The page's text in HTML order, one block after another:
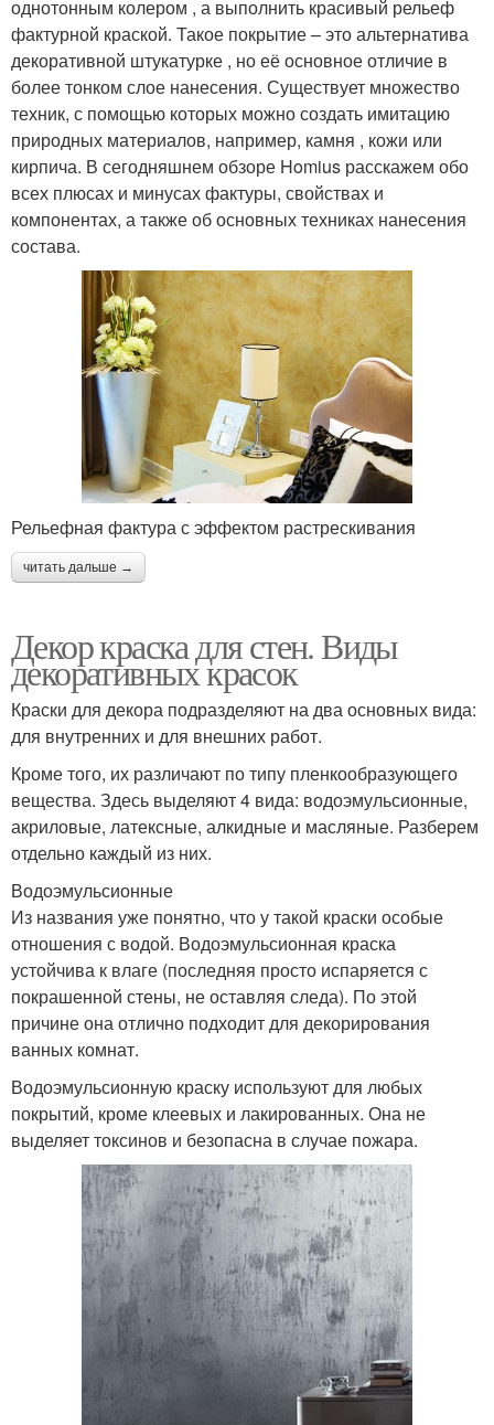
однотонным колером , а выполнить красивый рельеф
фактурной краской. Такое покрытие – это альтернатива
декоративной штукатурке , но её основное отличие в
более тонком слое нанесения. Существует множество
техник, с помощью которых можно создать имитацию
природных материалов, например, камня , кожи или
кирпича. В сегодняшнем обзоре Homius расскажем обо
всех плюсах и минусах фактуры, свойствах и
компонентах, а также об основных техниках нанесения
состава.
Рельефная фактура с эффектом растрескивания
читать дальше →
Декор краска для стен. Виды
декоративных красок
Краски для декора подразделяют на два основных вида:
для внутренних и для внешних работ.
Кроме того, их различают по типу пленкообразующего
вещества. Здесь выделяют 4 вида: водоэмульсионные,
акриловые, латексные, алкидные и масляные. Разберем
отдельно каждый из них.
Водоэмульсионные
Из названия уже понятно, что у такой краски особые
отношения с водой. Водоэмульсионная краска
устойчива к влаге (последняя просто испаряется с
покрашенной стены, не оставляя следа). По этой
причине она отлично подходит для декорирования
ванных комнат.
Водоэмульсионную краску используют для любых
покрытий, кроме клеевых и лакированных. Она не
выделяет токсинов и безопасна в случае пожара.